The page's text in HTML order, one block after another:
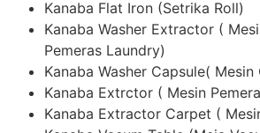
Kanaba Flat Iron (Setrika Roll)
Kanaba Washer Extractor (
Pemeras Laundry)
Kanaba Washer Capsule( Mesin
Kanaba Extrctor ( Mesin
Kanaba Extractor Carpet (